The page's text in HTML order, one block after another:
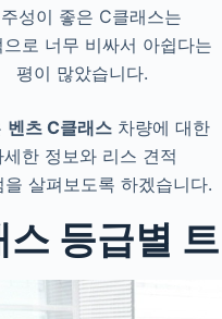
성이 좋은 C클래스는
으로 너무 비싸서 아쉽다는
평이 많았습니다.
벤츠 C클래스차량에 대한
세한 정보와 리스 견적
을 살펴보도록 하겠습니다.
등급별